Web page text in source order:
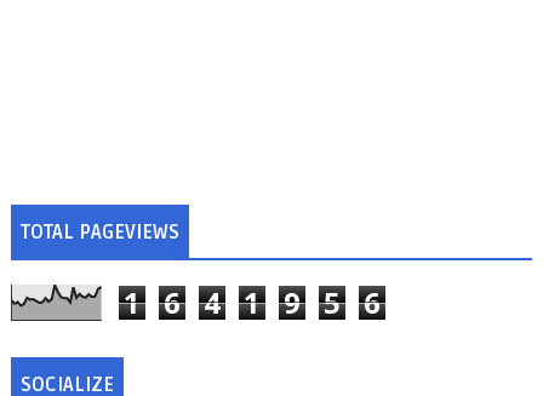
TOTAL PAGEVIEWS
1 6 4 1 9 5 6
SOCIALIZE